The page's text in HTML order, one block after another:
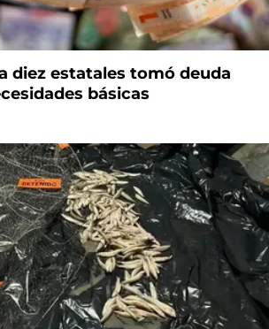
diez estatales tomó deuda
básicas